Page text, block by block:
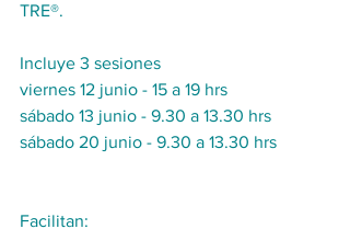
TRE®.
Incluye 3 sesiones
viernes 12 junio - 15 a 19 hrs
sábado 13 junio - 9.30 a 13.30 hrs
sábado 20 junio - 9.30 a 13.30 hrs
Facilitan: